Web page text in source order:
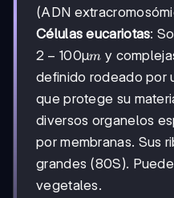
(ADN
Células eucariotas:
2-
100
µm
2 − 100µm y
definido rodeado por
que protege su
diversos organelos
por membranas. Sus
grandes (80S).
vegetales.